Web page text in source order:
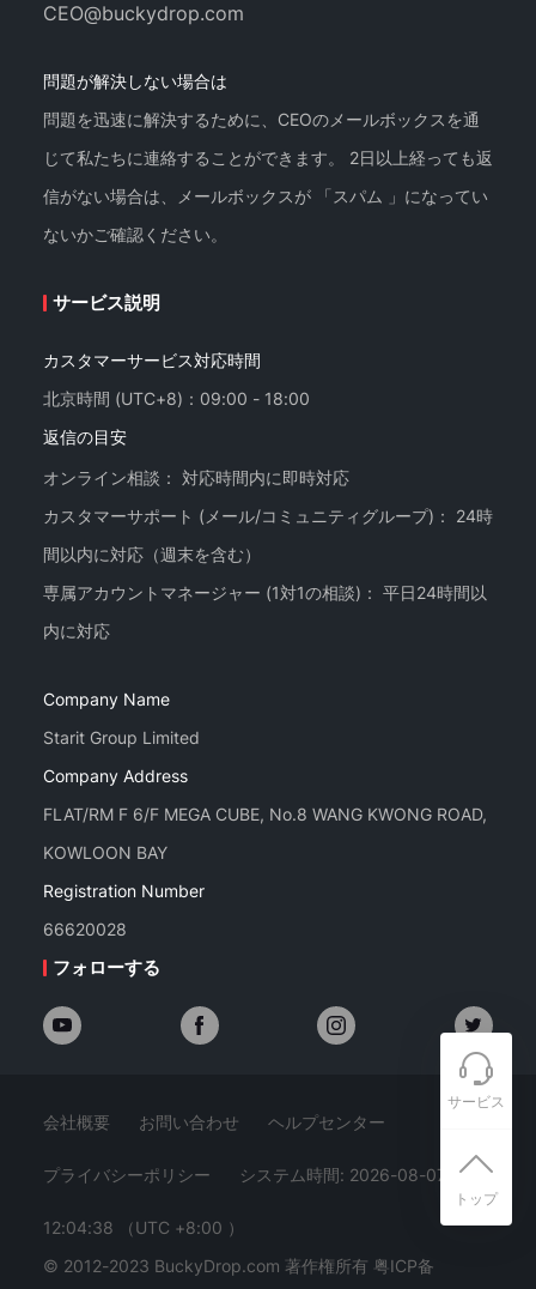
CEO@buckydrop.com
問題が解決しない場合は
問題を迅速に解決するために、CEOのメールボックスを通
じて私たちに連絡することができます。 2日以上経っても返
信がない場合は、メールボックスが 「スパム 」になってい
ないかご確認ください。
サービス説明
カスタマーサービス対応時間
北京時間 (UTC+8)：09:00 - 18:00
返信の目安
オンライン相談： 対応時間内に即時対応
カスタマーサポート (メール/コミュニティグループ)： 24時
間以内に対応（週末を含む）
専属アカウントマネージャー (1対1の相談)： 平日24時間以
Company Name
Starit Group Limited
Company Address
FLAT/RM F 6/F MEGA CUBE, No.8 WANG KWONG ROAD,
KOWLOON BAY
Registration Number
66620028
フォローする
会社概要 お問い合わせ ヘルプセンター
プライバシーポリシー システム時間: 2026-08-07
12:04:39
（UTC +8:00 ）
© 2012-2023 BuckyDrop.com 著作権所有 粤ICP备
サービス
トップ